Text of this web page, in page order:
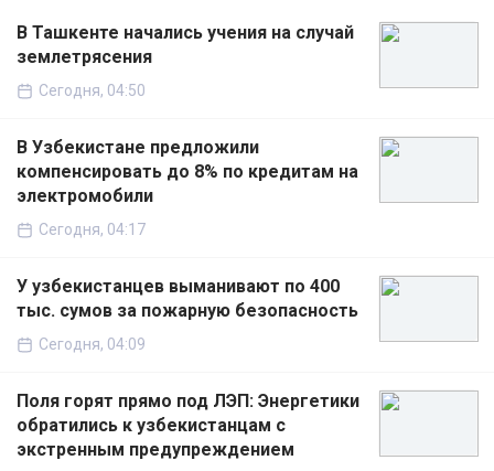
В Ташкенте начались учения на случай
землетрясения
Сегодня, 04:50
В Узбекистане предложили
компенсировать до 8% по кредитам на
электромобили
Сегодня, 04:17
У узбекистанцев выманивают по 400
тыс. сумов за пожарную безопасность
Сегодня, 04:09
Поля горят прямо под ЛЭП: Энергетики
обратились к узбекистанцам с
экстренным предупреждением